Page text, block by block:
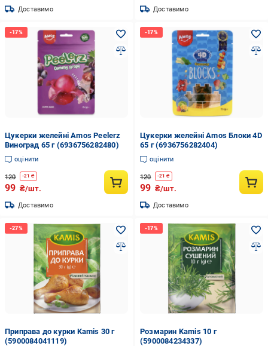
Доставимо Доставимо
Цукерки желейні Amos Peelerz
Виноград 65 г (6936756282480)
оцінити
120 -21 ₴
99 ₴/шт.
Доставимо
Цукерки желейні Amos Блоки 4D
65 г (6936756282404)
оцінити
120 -21 ₴
99 ₴/шт.
Доставимо
Приправа до курки Kamis 30 г
(5900084041119)
Розмарин Kamis 10 г
(5900084234337)